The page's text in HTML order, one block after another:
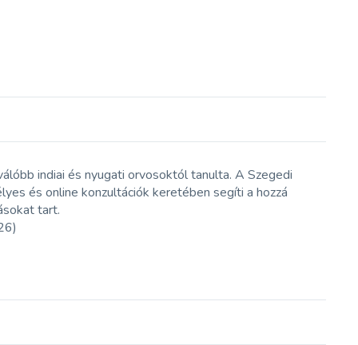
indiai és nyugati orvosoktól tanulta. A Szegedi
és online konzultációk keretében segíti a hozzá
tart.